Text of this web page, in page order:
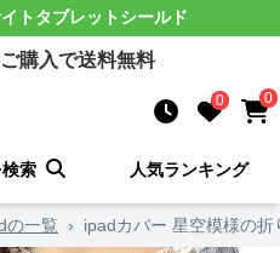
ト タブレットシールド
購入で送料無料
0 0
索 人気ランキング
の一覧 › ipadカバー 星空模様の